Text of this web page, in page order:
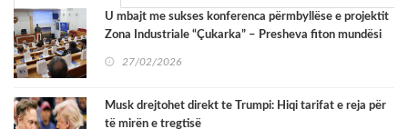
U mbajt me sukses konferenca përmbyllëse e projektit
Zona Industriale “Çukarka” – Presheva fiton mundësi
27/02/2026
Musk drejtohet direkt te Trumpi: Hiqi tarifat e reja për
të mirën e tregtisë